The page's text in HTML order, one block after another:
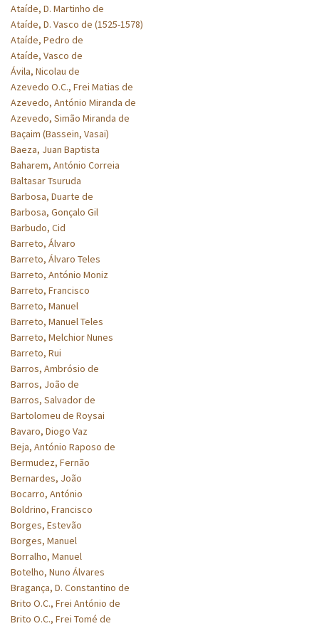
Ataíde, D. Martinho de
Ataíde, D. Vasco de (1525-1578)
Ataíde, Pedro de
Ataíde, Vasco de
Ávila, Nicolau de
Azevedo O.C., Frei Matias de
Azevedo, António Miranda de
Azevedo, Simão Miranda de
Baçaim (Bassein, Vasai)
Baeza, Juan Baptista
Baharem, António Correia
Baltasar Tsuruda
Barbosa, Duarte de
Barbosa, Gonçalo Gil
Barbudo, Cid
Barreto, Álvaro
Barreto, Álvaro Teles
Barreto, António Moniz
Barreto, Francisco
Barreto, Manuel
Barreto, Manuel Teles
Barreto, Melchior Nunes
Barreto, Rui
Barros, Ambrósio de
Barros, João de
Barros, Salvador de
Bartolomeu de Roysai
Bavaro, Diogo Vaz
Beja, António Raposo de
Bermudez, Fernão
Bernardes, João
Bocarro, António
Boldrino, Francisco
Borges, Estevão
Borges, Manuel
Borralho, Manuel
Botelho, Nuno Álvares
Bragança, D. Constantino de
Brito O.C., Frei António de
Brito O.C., Frei Tomé de